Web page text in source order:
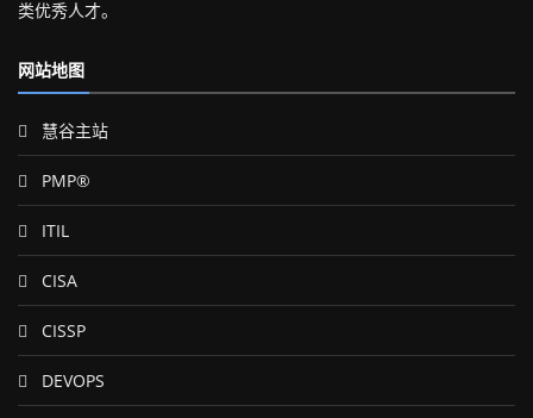
类优秀人才。
网站地图
慧谷主站
PMP®
ITIL
CISA
CISSP
DEVOPS